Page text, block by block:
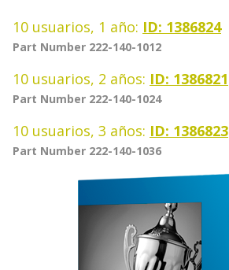
10 usuarios, 1 año: ID: 1386824
Part Number 222-140-1012
10 usuarios, 2 años: ID: 1386821
Part Number 222-140-1024
10 usuarios, 3 años: ID: 1386823
Part Number 222-140-1036